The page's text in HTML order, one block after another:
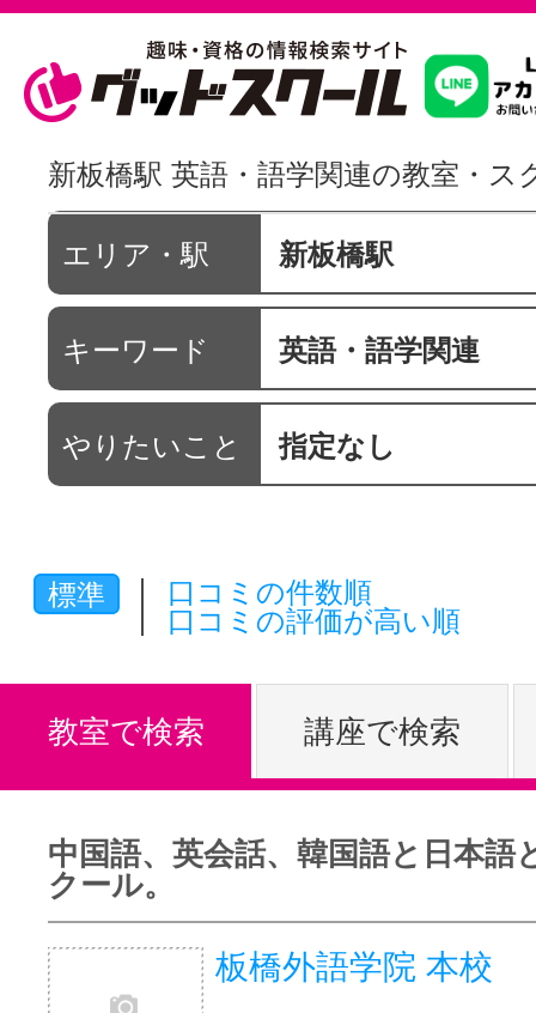
習いたいこ
スクールを
駅・路線か
通信講座を
体験レッス
やりたいこ
特集をみる
グッドスク
新板橋駅 英語・語学関連の教室・ス
エリア・駅 新板橋駅
キーワード 英語・語学関連
やりたいこと 指定なし
標準
口コミの件数順
口コミの評価が高い順
教室で検索 講座で検索
中国語、英会話、韓国語と日本語
クール。
板橋外語学院 本校